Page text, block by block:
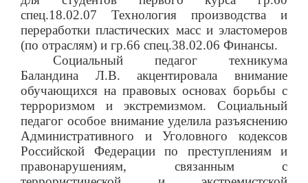
спец.18.02.07 Технология производства и
переработки пластических масс и эластомеров
(по отраслям) и гр.66 спец.38.02.06 Финансы.
Социальный педагог техникума
Баландина Л.В. акцентировала внимание
обучающихся на правовых основах борьбы с
терроризмом и экстремизмом. Социальный
педагог особое внимание уделила разъяснению
Административного и Уголовного кодексов
Российской Федерации по преступлениям и
правонарушениям, связанным с